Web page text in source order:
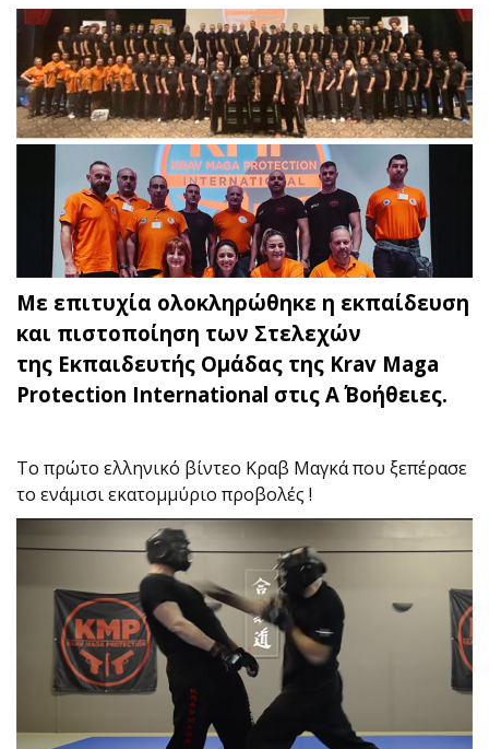
Με επιτυχία ολοκληρώθηκε η εκπαίδευση
και πιστοποίηση των Στελεχών
της Εκπαιδευτής Ομάδας της Krav Maga
Protection International στις Α΄ Βοήθειες.
Το πρώτο ελληνικό βίντεο Κραβ Μαγκά που ξεπέρασε
το ενάμισι εκατομμύριο προβολές !